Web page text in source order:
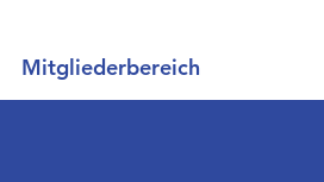
Mitgliederbereich